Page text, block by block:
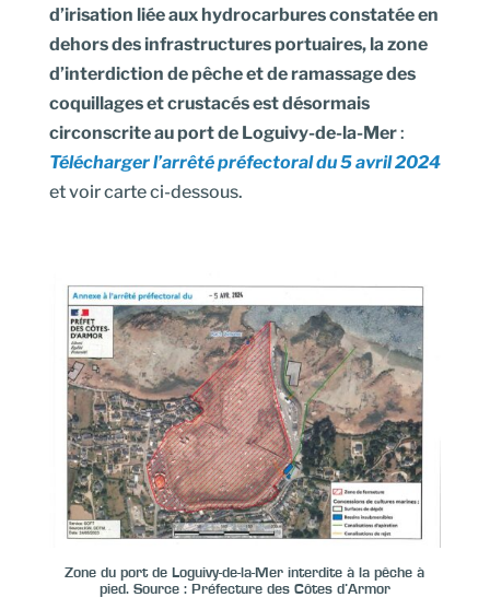
d’irisation liée aux hydrocarbures constatée en
dehors des infrastructures portuaires, la zone
d’interdiction de pêche et de ramassage des
coquillages et crustacés est désormais
circonscrite au port de Loguivy-de-la-Mer:
Télécharger l’arrêté préfectoral du 5 avril 2024
et voir carte ci-dessous.
Zone du port de Loguivy-de-la-Mer interdite à la pêche à
pied. Source : Préfecture des Côtes d’Armor